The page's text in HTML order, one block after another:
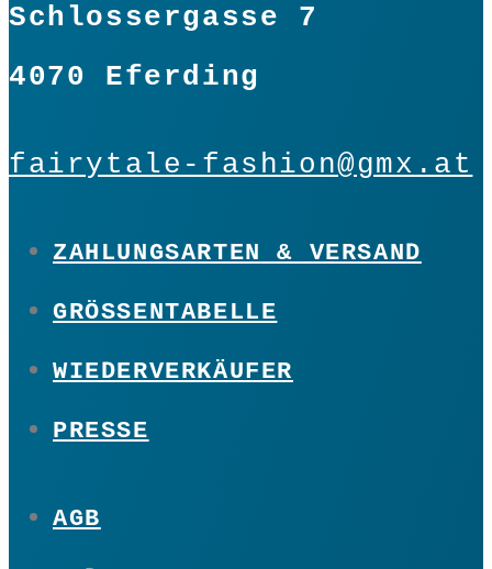
Schlossergasse 7
4070 Eferding
fairytale-fashion@gmx.at
ZAHLUNGSARTEN & VERSAND
GRÖSSENTABELLE
WIEDERVERKÄUFER
PRESSE
AGB